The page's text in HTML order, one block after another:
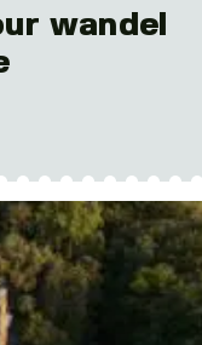
wandel